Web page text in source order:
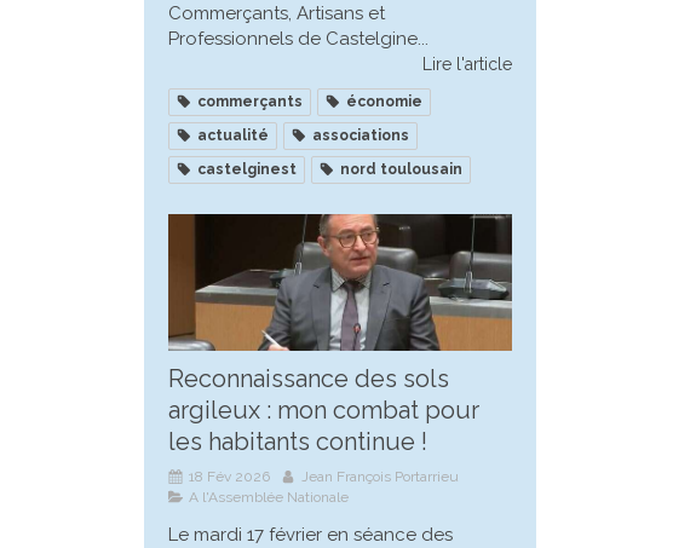
Commerçants, Artisans et
Professionnels de Castelgine...
Lire l'article
commerçants
économie
actualité
associations
castelginest
nord toulousain
Reconnaissance des sols
argileux : mon combat pour
les habitants continue !
18 Fév 2026
Jean François Portarrieu
A l'Assemblée Nationale
Le mardi 17 février en séance des